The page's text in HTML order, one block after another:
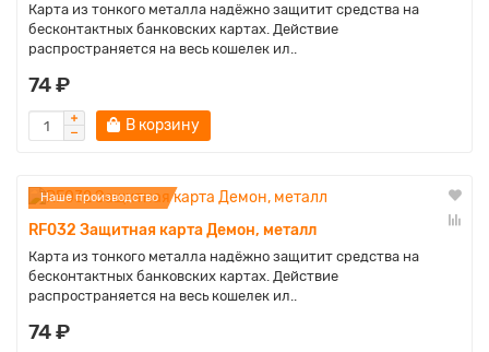
Карта из тонкого металла надёжно защитит средства на
бесконтактных банковских картах. Действие
распространяется на весь кошелек ил..
74 ₽
В корзину
Наше производство
RF032 Защитная карта Демон, металл
Карта из тонкого металла надёжно защитит средства на
бесконтактных банковских картах. Действие
распространяется на весь кошелек ил..
74 ₽